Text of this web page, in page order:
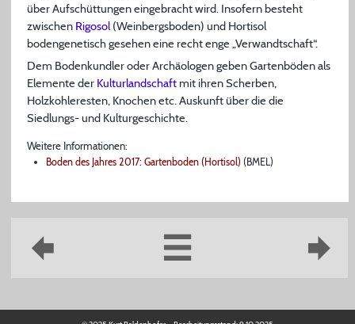
über Aufschüttungen eingebracht wird. Insofern besteht
zwischen Rigosol(Weinbergsboden) und Hortisol
bodengenetisch gesehen eine recht enge „Verwandtschaft“.
Dem Bodenkundler oder Archäologen geben Gartenböden als
Elemente der Kulturlandschaftmit ihren Scherben,
Holzkohleresten, Knochen etc. Auskunft über die die
Siedlungs- und Kulturgeschichte.
Weitere Informationen:
Boden des Jahres 2017: Gartenboden (Hortisol) (BMEL)